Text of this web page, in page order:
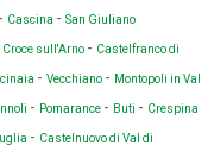
- Cascina - San Giuliano
Croce sull'Arno - Castelfranco di
- Vecchiano - Montopoli in Val
- Pomarance - Buti - Crespina
- Castelnuovo di Val di